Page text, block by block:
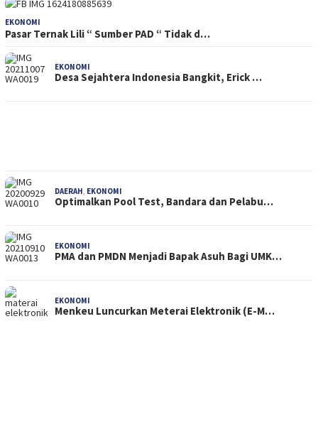
EKONOMI
Pasar Ternak Lili “ Sumber PAD “ Tidak d…
EKONOMI
Desa Sejahtera Indonesia Bangkit, Erick …
DAERAH, EKONOMI
Optimalkan Pool Test, Bandara dan Pelabu…
EKONOMI
PMA dan PMDN Menjadi Bapak Asuh Bagi UMK…
EKONOMI
Menkeu Luncurkan Meterai Elektronik (E-M…